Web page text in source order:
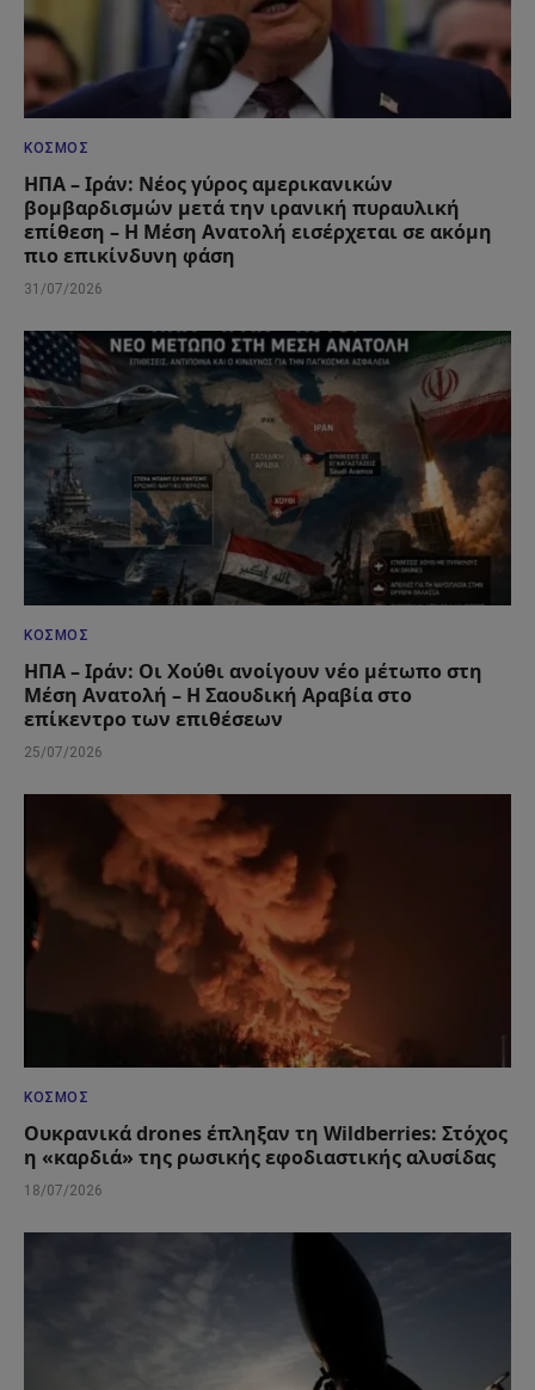
ΚΌΣΜΟΣ
ΗΠΑ – Ιράν: Νέος γύρος αμερικανικών
βομβαρδισμών μετά την ιρανική πυραυλική
επίθεση – Η Μέση Ανατολή εισέρχεται σε ακόμη
πιο επικίνδυνη φάση
31/07/2026
ΚΌΣΜΟΣ
ΗΠΑ – Ιράν: Οι Χούθι ανοίγουν νέο μέτωπο στη
Μέση Ανατολή – Η Σαουδική Αραβία στο
επίκεντρο των επιθέσεων
25/07/2026
ΚΌΣΜΟΣ
Ουκρανικά drones έπληξαν τη Wildberries: Στόχος
η «καρδιά» της ρωσικής εφοδιαστικής αλυσίδας
18/07/2026